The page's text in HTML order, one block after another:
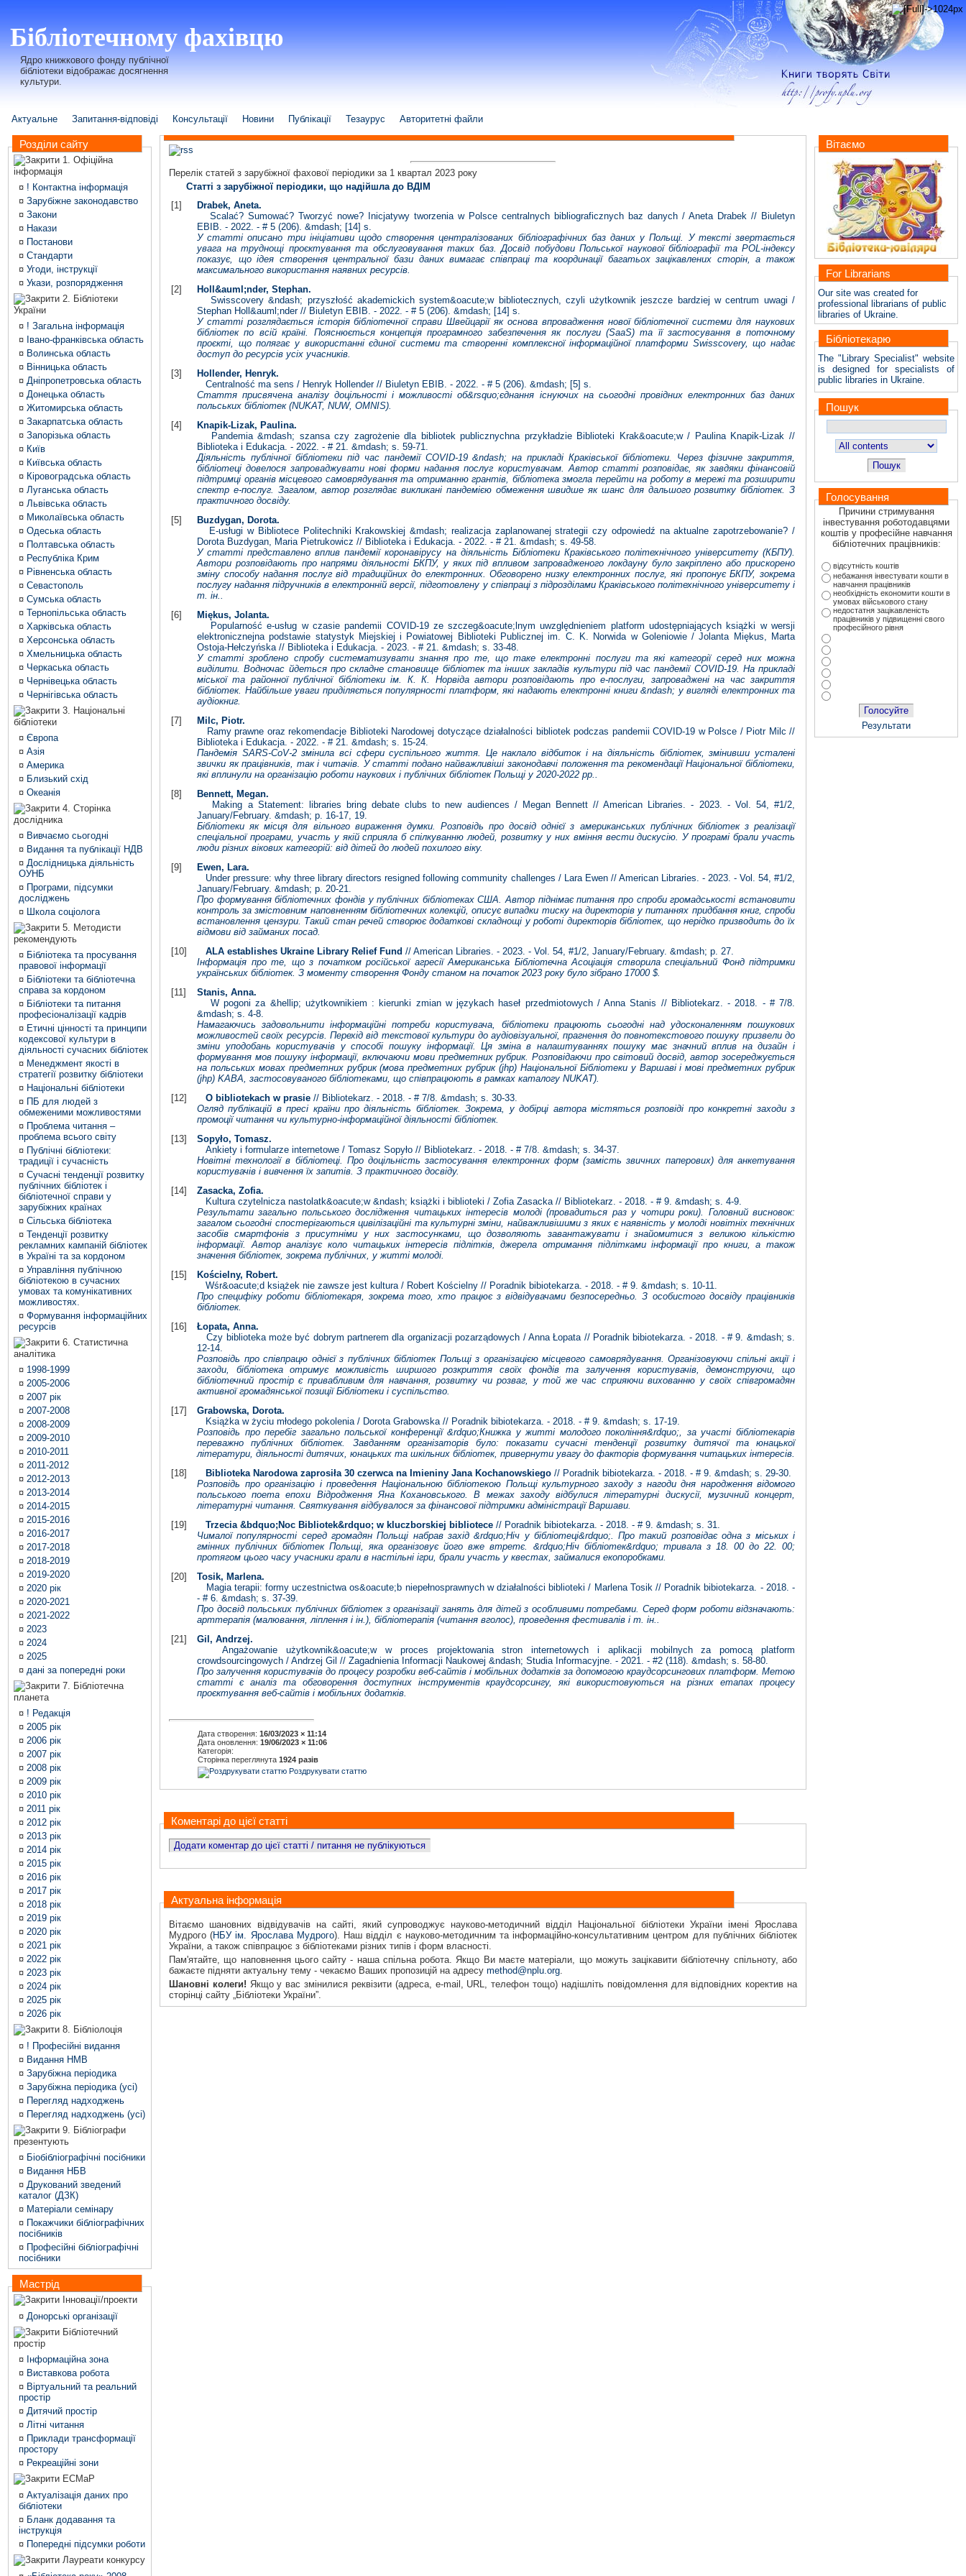
Бібліотечному фахівцю
Ядро книжкового фонду публічної
бібліотеки відображає досягнення
культури.
Актуальне Запитання-відповіді Консультації Новини Публікації Тезаурус Авторитетні файли
Розділи сайту
1. Офіційна
інформація
¤ ! Контактна інформація
¤ Зарубіжне законодавство
¤ Закони
¤ Накази
¤ Постанови
¤ Стандарти
¤ Угоди, інструкції
¤ Укази, розпорядження
2. Бібліотеки
України
¤ ! Загальна інформація
¤ Івано-франківська область
¤ Волинська область
¤ Вінницька область
¤ Дніпропетровська область
¤ Донецька область
¤ Житомирська область
¤ Закарпатська область
¤ Запорізька область
¤ Київ
¤ Київська область
¤ Кіровоградська область
¤ Луганська область
¤ Львівська область
¤ Миколаївська область
¤ Одеська область
¤ Полтавська область
¤ Республіка Крим
¤ Рівненська область
¤ Севастополь
¤ Сумська область
¤ Тернопільська область
¤ Харківська область
¤ Херсонська область
¤ Хмельницька область
¤ Черкаська область
¤ Чернівецька область
¤ Чернігівська область
3. Національні
бібліотеки
¤ Європа
¤ Азія
¤ Америка
¤ Близький схід
¤ Океанія
4. Сторінка
дослідника
¤ Вивчаємо сьогодні
¤ Видання та публікації НДВ
¤ Дослідницька діяльність
ОУНБ
¤ Програми, підсумки
досліджень
¤ Школа соціолога
5. Методисти
рекомендують
¤ Бібліотека та просування
правової інформації
¤ Бібліотеки та бібліотечна
справа за кордоном
¤ Бібліотеки та питання
професіоналізації кадрів
¤ Етичні цінності та принципи
кодексової культури в
діяльності сучасних бібліотек
¤ Менеджмент якості в
стратегії розвитку бібліотеки
¤ Національні бібліотеки
¤ ПБ для людей з
обмеженими можливостями
¤ Проблема читання –
проблема всього світу
¤ Публічні бібліотеки:
традиції і сучасність
¤ Сучасні тенденції розвитку
публічних бібліотек і
бібліотечної справи у
зарубіжних країнах
¤ Сільська бібліотека
¤ Тенденції розвитку
рекламних кампаній бібліотек
в Україні та за кордоном
¤ Управління публічною
бібліотекою в сучасних
умовах та комунікативних
можливостях.
¤ Формування інформаційних
ресурсів
6. Статистична
аналітика
¤ 1998-1999
¤ 2005-2006
¤ 2007 рік
¤ 2007-2008
¤ 2008-2009
¤ 2009-2010
¤ 2010-2011
¤ 2011-2012
¤ 2012-2013
¤ 2013-2014
¤ 2014-2015
¤ 2015-2016
¤ 2016-2017
¤ 2017-2018
¤ 2018-2019
¤ 2019-2020
¤ 2020 рік
¤ 2020-2021
¤ 2021-2022
¤ 2023
¤ 2024
¤ 2025
¤ дані за попередні роки
7. Бібліотечна
планета
¤ ! Редакція
¤ 2005 рік
¤ 2006 рік
¤ 2007 рік
¤ 2008 рік
¤ 2009 рік
¤ 2010 рік
¤ 2011 рік
¤ 2012 рік
¤ 2013 рік
¤ 2014 рік
¤ 2015 рік
¤ 2016 рік
¤ 2017 рік
¤ 2018 рік
¤ 2019 рік
¤ 2020 рік
¤ 2021 рік
¤ 2022 рік
¤ 2023 рік
¤ 2024 рік
¤ 2025 рік
¤ 2026 рік
8. Бібліолоція
¤ ! Професійні видання
¤ Видання НМВ
¤ Зарубіжна періодика
¤ Зарубіжна періодика (усі)
¤ Перегляд надходжень
¤ Перегляд надходжень (усі)
9. Бібліографи
презентують
¤ Біобібліографічні посібники
¤ Видання НБВ
¤ Друкований зведений
каталог (ДЗК)
¤ Матеріали семінару
¤ Покажчики бібліографічних
посібників
¤ Професійні бібліографічні
посібники
Мастрід
Інновації/проекти
¤ Донорські організації
Бібліотечний
простір
¤ Інформаційна зона
¤ Виставкова робота
¤ Віртуальний та реальний
простір
¤ Дитячий простір
¤ Літні читання
¤ Приклади трансформації
простору
¤ Рекреаційні зони
ЕСМаР
¤ Актуалізація даних про
бібліотеки
¤ Бланк додавання та
інструкція
¤ Попередні підсумки роботи
Лауреати конкурсу
Перелік статей з зарубіжної фахової періодики за 1 квартал 2023 року
Статті з зарубіжної періодики, що надійшла до ВДІМ
[1]
Drabek, Aneta.
Scalać? Sumować? Tworzyć nowe? Inicjatywy tworzenia w Polsce centralnych bibliograficznych baz danych / Aneta Drabek // Biuletyn
EBIB. - 2022. - # 5 (206). &mdash; [14] s.
У статті описано три ініціативи щодо створення централізованих бібліографічних баз даних у Польщі. У тексті звертається
увага на труднощі проєктування та обслуговування таких баз. Досвід побудови Польської наукової бібліографії та POL-індексу
показує, що ідея створення центральної бази даних вимагає співпраці та координації багатьох зацікавлених сторін, а також
максимального використання наявних ресурсів.
[2]
Holl&auml;nder, Stephan.
Swisscovery &ndash; przyszłość akademickich system&oacute;w bibliotecznych, czyli użytkownik jeszcze bardziej w centrum uwagi /
Stephan Holl&auml;nder // Biuletyn EBIB. - 2022. - # 5 (206). &mdash; [14] s.
У статті розглядається історія бібліотечної справи Швейцарії як основа впровадження нової бібліотечної системи для наукових
бібліотек по всій країні. Пояснюється концепція програмного забезпечення як послуги (SaaS) та її застосування в поточному
проєкті, що полягає у використанні єдиної системи та створенні комплексної інформаційної платформи Swisscovery, що надає
доступ до ресурсів усіх учасників.
[3]
Hollender, Henryk.
Centralność ma sens / Henryk Hollender // Biuletyn EBIB. - 2022. - # 5 (206). &mdash; [5] s.
Стаття присвячена аналізу доцільності і можливості об&rsquo;єднання існуючих на сьогодні провідних електронних баз даних
польських бібліотек (NUKAT, NUW, OMNIS).
[4]
Knapik-Lizak, Paulina.
Pandemia &mdash; szansa czy zagrożenie dla bibliotek publicznychna przykładzie Biblioteki Krak&oacute;w / Paulina Knapik-Lizak //
Biblioteka i Edukacja. - 2022. - # 21. &mdash; s. 59-71.
Діяльність публічної бібліотеки під час пандемії COVID-19 &ndash; на прикладі Краківської бібліотеки. Через фізичне закриття,
бібліотеці довелося запроваджувати нові форми надання послуг користувачам. Автор статті розповідає, як завдяки фінансовій
підтримці органів місцевого самоврядування та отриманню грантів, бібліотека змогла перейти на роботу в мережі та розширити
спектр е-послуг. Загалом, автор розглядає викликані пандемією обмеження швидше як шанс для дальшого розвитку бібліотек. З
практичного досвіду.
[5]
Buzdygan, Dorota.
E-usługi w Bibliotece Politechniki Krakowskiej &mdash; realizacja zaplanowanej strategii czy odpowiedź na aktualne zapotrzebowanie? /
Dorota Buzdygan, Maria Pietrukowicz // Biblioteka i Edukacja. - 2022. - # 21. &mdash; s. 49-58.
У статті представлено вплив пандемії коронавірусу на діяльність Бібліотеки Краківського політехнічного університету (КБПУ).
Автори розповідають про напрями діяльності БКПУ, у яких під впливом запровадженого локдауну було закріплено або прискорено
зміну способу надання послуг від традиційних до електронних. Обговорено низку електронних послуг, які пропонує БКПУ, зокрема
послугу надання підручників в електронній версії, підготовлену у співпраці з підрозділами Краківського політехнічного університету і
т. ін..
[6]
Miękus, Jolanta.
Popularność e-usług w czasie pandemii COVID-19 ze szczeg&oacute;lnym uwzględnieniem platform udostępniających książki w wersji
elektronicznejna podstawie statystyk Miejskiej i Powiatowej Biblioteki Publicznej im. C. K. Norwida w Goleniowie / Jolanta Miękus, Marta
Ostoja-Hełczyńska // Biblioteka i Edukacja. - 2023. - # 21. &mdash; s. 33-48.
У статті зроблено спробу систематизувати знання про те, що таке електронні послуги та які категорії серед них можна
виділити. Водночас йдеться про складне становище бібліотек та інших закладів культури під час пандемії COVID-19. На прикладі
міської та районної публічної бібліотеки ім. К.
К.
Норвіда автори розповідають про е-послуги, запроваджені на час закриття
бібліотек. Найбільше уваги приділяється популярності платформ, які надають електронні книги &ndash; у вигляді електронних та
аудіокниг.
[7]
Milc, Piotr.
Ramy prawne oraz rekomendacje Biblioteki Narodowej dotyczące działalności bibliotek podczas pandemii COVID-19 w Polsce / Piotr Milc //
Biblioteka i Edukacja. - 2022. - # 21. &mdash; s. 15-24.
Пандемія SARS-CoV-2 змінила всі сфери суспільного життя. Це наклало відбиток і на діяльність бібліотек, змінивши усталені
звички як працівників, так і читачів. У статті подано найважливіші законодавчі положення та рекомендації Національної бібліотеки,
які вплинули на організацію роботи наукових і публічних бібліотек Польщі у 2020-2022 рр..
[8]
Bennett, Megan.
Making a Statement: libraries bring debate clubs to new audiences / Megan Bennett // American Libraries. - 2023. - Vol. 54, #1/2,
January/February. &mdash; p. 16-17, 19.
Бібліотеки як місця для вільного вираження думки. Розповідь про досвід однієї з американських публічних бібліотек з реалізації
спеціальної програми, участь у якій сприяла б спілкуванню людей, розвитку у них вміння вести дискусію. У програмі брали участь
люди різних вікових категорій: від дітей до людей похилого віку.
[9]
Ewen, Lara.
Under pressure: why three library directors resigned following community challenges / Lara Ewen // American Libraries. - 2023. - Vol. 54, #1/2,
January/February. &mdash; p. 20-21.
Про формування бібліотечних фондів у публічних бібліотеках США. Автор піднімає питання про спроби громадськості встановити
контроль за змістовним наповненням бібліотечних колекцій, описує випадки тиску на директорів у питаннях придбання книг, спроби
встановлення цензури. Такий стан речей створює додаткові складнощі у роботі директорів бібліотек, що нерідко призводить до їх
відмови від займаних посад.
[10]
ALA establishes Ukraine Library Relief Fund // American Libraries. - 2023. - Vol. 54, #1/2, January/February. &mdash; p. 27.
Інформація про те, що з початком російської агресії Американська Бібліотечна Асоціація створила спеціальний Фонд підтримки
українських бібліотек. З моменту створення Фонду станом на початок 2023 року було зібрано 17000 $.
[11]
Stanis, Anna.
W pogoni za &hellip; użytkownikiem : kierunki zmian w językach haseł przedmiotowych / Anna Stanis // Bibliotekarz. - 2018. - # 7/8.
&mdash; s. 4-8.
Намагаючись задовольнити інформаційні потреби користувача, бібліотеки працюють сьогодні над удосконаленням пошукових
можливостей своїх ресурсів. Перехід від текстової культури до аудіовізуальної, прагнення до повнотекстового пошуку призвели до
зміни уподобань користувачів у способі пошуку інформації. Ця зміна в налаштуваннях пошуку має значний вплив на дизайн і
формування мов пошуку інформації, включаючи мови предметних рубрик. Розповідаючи про світовий досвід, автор зосереджується
на польських мовах предметних рубрик (мова предметних рубрик (jhp) Національної Бібліотеки у Варшаві i мові предметних рубрик
(jhp) KABA, застосовуваного бібліотеками, що співпрацюють в рамках каталогу NUKAT).
[12]
O bibliotekach w prasie // Bibliotekarz. - 2018. - # 7/8. &mdash; s. 30-33.
Огляд публікацій в пресі країни про діяльність бібліотек. Зокрема, у добірці автора містяться розповіді про конкретні заходи з
промоції читання чи культурно-інформаційної діяльності бібліотек.
[13]
Sopyło, Tomasz.
Ankiety i formularze internetowe / Tomasz Sopyło // Bibliotekarz. - 2018. - # 7/8. &mdash; s. 34-37.
Новітні технології в бібліотеці. Про доцільність застосування електронних форм (замість звичних паперових) для анкетування
користувачів і вивчення їх запитів. З практичного досвіду.
[14]
Zasacka, Zofia.
Kultura czytelnicza nastolatk&oacute;w &ndash; książki i biblioteki / Zofia Zasacka // Bibliotekarz. - 2018. - # 9. &mdash; s. 4-9.
Результати загально польського дослідження читацьких інтересів молоді (провадиться раз у чотири роки). Головний висновок:
загалом сьогодні спостерігаються цивілізаційні та культурні зміни, найважливішими з яких є наявність у молоді новітніх технічних
засобів смартфонів з присутніми у них застосунками, що дозволяють завантажувати і знайомитися з великою кількістю
інформації. Автор аналізує коло читацьких інтересів підлітків, джерела отримання підлітками інформації про книги, а також
значення бібліотек, зокрема публічних, у житті молоді.
[15]
Kościelny, Robert.
Wśr&oacute;d książek nie zawsze jest kultura / Robert Kościelny // Poradnik bibiotekarza. - 2018. - # 9. &mdash; s. 10-11.
Про специфіку роботи бібліотекаря, зокрема того, хто працює з відвідувачами безпосередньо. З особистого досвіду працівників
бібліотек.
[16]
Łopata, Anna.
Czy biblioteka może być dobrym partnerem dla organizacji pozarządowych / Anna Łopata // Poradnik bibiotekarza. - 2018. - # 9. &mdash; s.
12-14.
Розповідь про співпрацю однієї з публічних бібліотек Польщі з організацією місцевого самоврядування. Організовуючи спільні акції і
заходи, бібліотека отримує можливість ширшого розкриття своїх фондів та залучення користувачів, демонструючи, що
бібліотечний простір є привабливим для навчання, розвитку чи розваг, у той же час сприяючи вихованню у своїх співгромадян
активної громадянської позиції Бібліотеки і суспільство.
[17]
Grabowska, Dorota.
Książka w życiu młodego pokolenia / Dorota Grabowska // Poradnik bibiotekarza. - 2018. - # 9. &mdash; s. 17-19.
Розповідь про перебіг загально польської конференції &rdquo;Книжка у житті молодого покоління&rdquo;, за участі бібліотекарів
переважно публічних бібліотек. Завданням організаторів було: показати сучасні тенденції розвитку дитячої та юнацької
літератури, діяльності дитячих, юнацьких та шкільних бібліотек, привернути увагу до факторів формування читацьких інтересів.
[18]
Biblioteka Narodowa zaprosiła 30 czerwca na Imieniny Jana Kochanowskiego // Poradnik bibiotekarza. - 2018. - # 9. &mdash; s. 29-30.
Розповідь про організацію і проведення Національною бібліотекою Польщі культурного заходу з нагоди дня народження відомого
польського поета епохи Відродження Яна Кохановського. В межах заходу відбулися літературні дискусії, музичний концерт,
літературні читання. Святкування відбувалося за фінансової підтримки адміністрації Варшави.
[19]
Trzecia &bdquo;Noc Bibliotek&rdquo; w kluczborskiej bibliotece // Poradnik bibiotekarza. - 2018. - # 9. &mdash; s. 31.
Чималої популярності серед громадян Польщі набрав захід &rdquo;Ніч у бібліотеці&rdquo;. Про такий розповідає одна з міських і
гмінних публічних бібліотек Польщі, яка організовує його вже втретє. &rdquo;Ніч бібліотек&rdquo; тривала з 18. 00 до 22. 00;
протягом цього часу учасники грали в настільні ігри, брали участь у квестах, займалися екопоробками.
[20]
Tosik, Marlena.
Magia terapii: formy uczestnictwa os&oacute;b niepełnosprawnych w działalności biblioteki / Marlena Tosik // Poradnik bibiotekarza. - 2018. -
- # 6. &mdash; s. 37-39.
Про досвід польських публічних бібліотек з організації занять для дітей з особливими потребами. Серед форм роботи відзначають:
арттерапія (малювання, ліплення і ін.), бібліотерапія (читання вголос), проведення фестивалів і т. ін..
[21]
Gil, Andrzej.
Angażowanie użytkownik&oacute;w w proces projektowania stron internetowych i aplikacji mobilnych za pomocą platform
crowdsourcingowych / Andrzej Gil // Zagadnienia Informacji Naukowej &ndash; Studia Informacyjne. - 2021. - #2 (118). &mdash; s. 58-80.
Про залучення користувачів до процесу розробки веб-сайтів і мобільних додатків за допомогою краудсорсингових платформ. Метою
статті є аналіз та обговорення доступних інструментів краудсорсингу, які використовуються на різних етапах процесу
проєктування веб-сайтів і мобільних додатків.
Дата створення: 16/03/2023 × 11:14
Дата оновлення: 19/06/2023 × 11:06
Категорія:
Сторінка переглянута 1924 разів
Роздрукувати статтю
Коментарі до цієї статті
Додати коментар до цієї статті / питання не публікуються
Актуальна інформація
Вітаємо шановних відвідувачів на сайті, який супроводжує науково-методичний відділ Національної бібліотеки України імені Ярослава
Мудрого (НБУ ім. Ярослава Мудрого). Наш відділ є науково-методичним та інформаційно-консультативним центром для публічних бібліотек
України, а також співпрацює з бібліотеками різних типів і форм власності.
Пам'ятайте, що наповнення цього сайту - наша спільна робота. Якщо Ви маєте матеріали, що можуть зацікавити бібліотечну спільноту, або
бажаєте підняти актуальну тему - чекаємо Ваших пропозицій на адресу method@nplu.org.
Шановні колеги! Якщо у вас змінилися реквізити (адреса, e-mail, URL, телефон тощо) надішліть повідомлення для відповідних коректив на
сторінці сайту „Бібліотеки України”.
Вітаємо
For Librarians
Our site was created for
professional librarians of public
libraries of Ukraine.
Бібліотекарю
The "Library Specialist" website
is designed for specialists of
public libraries in Ukraine.
Пошук
Пошук
Голосування
Причини стримування
інвестування роботодавцями
коштів у професійне навчання
бібліотечних працівників:
відсутність коштів
небажання інвестувати кошти в
навчання працівників
необхідність економити кошти в
умовах військового стану
недостатня зацікавленість
працівників у підвищенні свого
професійного рівня
Голосуйте
Результати